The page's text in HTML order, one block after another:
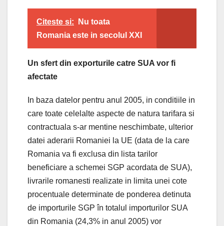
Citeste si:
Nu toata
Romania este in secolul XXI
Un sfert din exporturile catre SUA vor fi
afectate
In baza datelor pentru anul 2005, in conditiile in
care toate celelalte aspecte de natura tarifara si
contractuala s-ar mentine neschimbate, ulterior
datei aderarii Romaniei la UE (data de la care
Romania va fi exclusa din lista tarilor
beneficiare a schemei SGP acordata de SUA),
livrarile romanesti realizate in limita unei cote
procentuale determinate de ponderea detinuta
de importurile SGP în totalul importurilor SUA
din Romania (24,3% in anul 2005) vor